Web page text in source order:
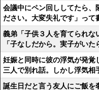
会議中にペン回ししてたら、
ださい。大変失礼です」って
義弟「子供３人を育てられな
「子なしだから。実子がいた
妊娠と同時に彼の浮気が発覚
三人で別れ話。しかし浮気相
誕生日だと言う友人にご飯を